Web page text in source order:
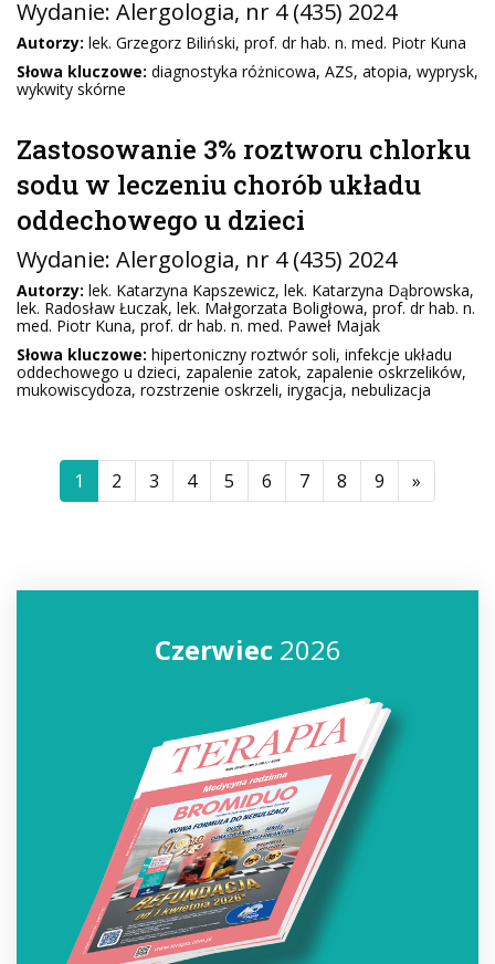
Wydanie: Alergologia, nr 4 (435) 2024
Autorzy: lek. Grzegorz Biliński, prof. dr hab. n. med. Piotr Kuna
Słowa kluczowe: diagnostyka różnicowa, AZS, atopia, wyprysk,
wykwity skórne
Zastosowanie 3% roztworu chlorku
sodu w leczeniu chorób układu
oddechowego u dzieci
Wydanie: Alergologia, nr 4 (435) 2024
Autorzy: lek. Katarzyna Kapszewicz, lek. Katarzyna Dąbrowska,
lek. Radosław Łuczak, lek. Małgorzata Boligłowa, prof. dr hab. n.
med. Piotr Kuna, prof. dr hab. n. med. Paweł Majak
Słowa kluczowe: hipertoniczny roztwór soli, infekcje układu
oddechowego u dzieci, zapalenie zatok, zapalenie oskrzelików,
mukowiscydoza, rozstrzenie oskrzeli, irygacja, nebulizacja
1 2 3 4 5 6 7 8 9 »
Czerwiec2026